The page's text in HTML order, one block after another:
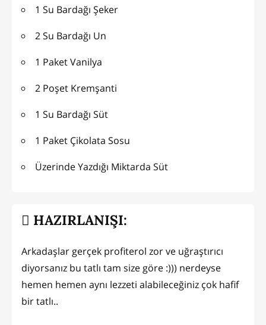
1 Su Bardağı Şeker
2 Su Bardağı Un
1 Paket Vanilya
2 Poşet Kremşanti
1 Su Bardağı Süt
1 Paket Çikolata Sosu
Üzerinde Yazdığı Miktarda Süt
HAZIRLANIŞI:
Arkadaşlar gerçek profiterol zor ve uğraştırıcı
diyorsanız bu tatlı tam size göre :))) nerdeyse
hemen hemen aynı lezzeti alabileceğiniz çok hafif
bir tatlı..